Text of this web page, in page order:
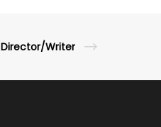
Director/Writer